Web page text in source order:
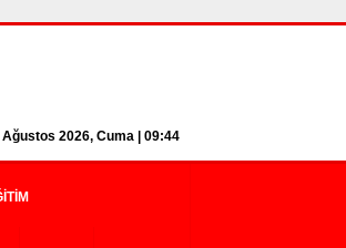
Ağustos 2026, Cuma | 09:44